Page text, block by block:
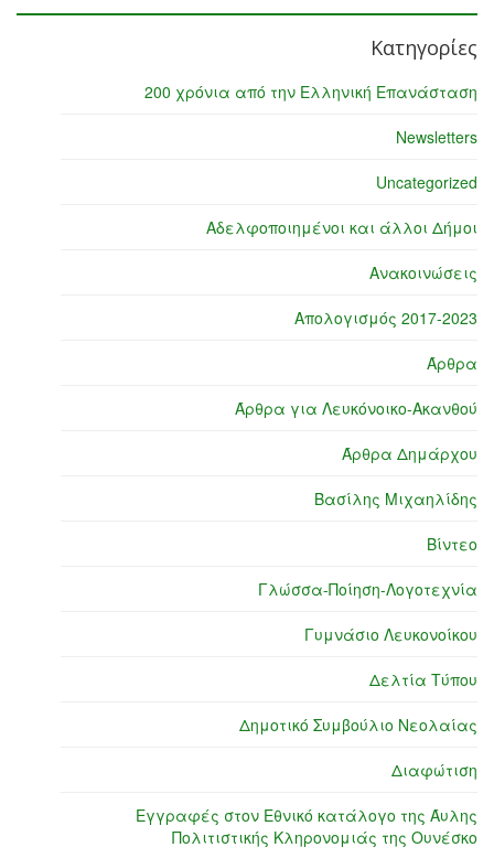
Κατηγορίες
200 χρόνια από την Ελληνική Επανάσταση
Newsletters
Uncategorized
Αδελφοποιημένοι και άλλοι Δήμοι
Ανακοινώσεις
Απολογισμός 2017-2023
Άρθρα
Άρθρα για Λευκόνοικο-Ακανθού
Άρθρα Δημάρχου
Βασίλης Μιχαηλίδης
Βίντεο
Γλώσσα-Ποίηση-Λογοτεχνία
Γυμνάσιο Λευκονοίκου
Δελτία Τύπου
Δημοτικό Συμβούλιο Νεολαίας
Διαφώτιση
Εγγραφές στον Εθνικό κατάλογο της Άυλης
Πολιτιστικής Κληρονομιάς της Ουνέσκο